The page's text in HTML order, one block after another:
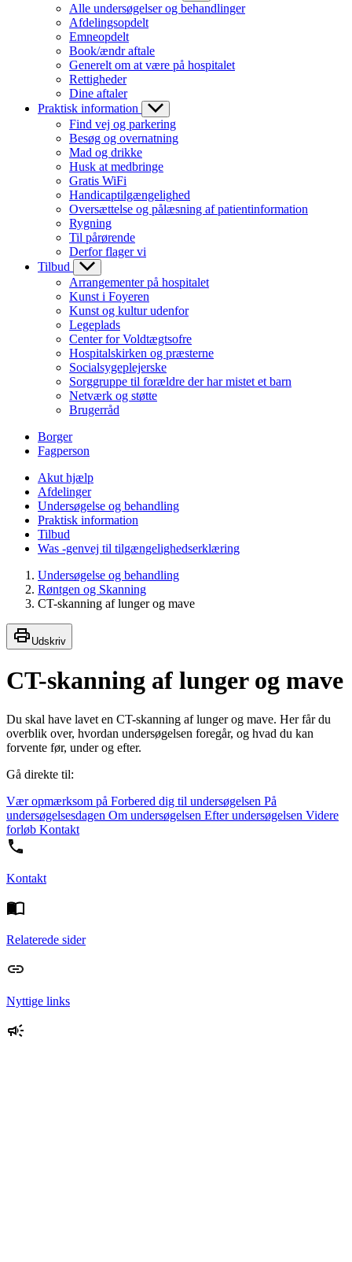
Alle undersøgelser og behandlinger
Afdelingsopdelt
Emneopdelt
Book/ændr aftale
Generelt om at være på hospitalet
Rettigheder
Dine aftaler
Praktisk information
Find vej og parkering
Besøg og overnatning
Mad og drikke
Husk at medbringe
Gratis WiFi
Handicaptilgængelighed
Oversættelse og pålæsning af patientinformation
Rygning
Til pårørende
Derfor flager vi
Tilbud
Arrangementer på hospitalet
Kunst i Foyeren
Kunst og kultur udenfor
Legeplads
Center for Voldtægtsofre
Hospitalskirken og præsterne
Socialsygeplejerske
Sorggruppe til forældre der har mistet et barn
Netværk og støtte
Brugerråd
Borger
Fagperson
Akut hjælp
Afdelinger
Undersøgelse og behandling
Praktisk information
Tilbud
Was -genvej til tilgængelighedserklæring
Undersøgelse og behandling
Røntgen og Skanning
CT-skanning af lunger og mave
Udskriv
CT-skanning af lunger og mave
Du skal have lavet en CT-skanning af lunger og mave. Her får du
overblik over, hvordan undersøgelsen foregår, og hvad du kan
forvente før, under og efter.
Gå direkte til:
Vær opmærksom på Forbered dig til undersøgelsen På
undersøgelsesdagen Om undersøgelsen Efter undersøgelsen Videre
forløb Kontakt
Kontakt
Relaterede sider
Nyttige links